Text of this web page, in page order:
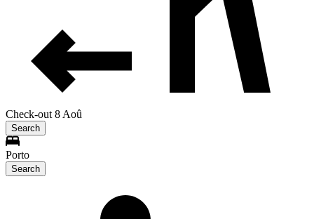
Check-out 8 Aoû
Search
Porto
Search